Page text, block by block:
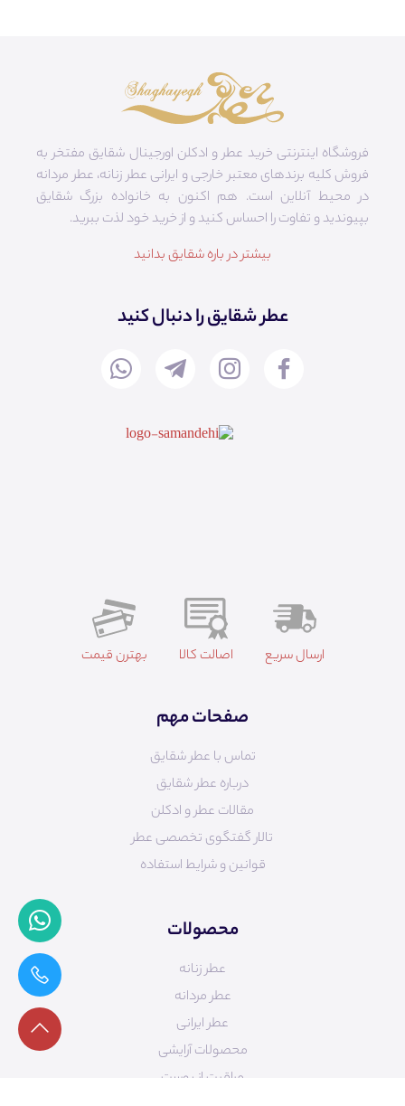
فروشگاه اینترنتی خرید عطر و ادکلن اورجینال شقایق مفتخر به
فروش کلیه برندهای معتبر خارجی و ایرانی عطر زنانه، عطر مردانه
در محیط آنلاین است. هم‌ اکنون به خانواده بزرگ شقایق
بپیوندید و تفاوت را احساس کنید و از خرید خود لذت ببرید.
بیشتر در باره شقایق بدانید
عطر شقایق را دنبال کنید
ارسال سریع اصالت کالا بهترن قیمت
صفحات مهم
تماس با عطر شقایق
درباره عطر شقایق
مقالات عطر و ادکلن
تالار گفتگوی تخصصی عطر
قوانین و شرایط استفاده
محصولات
عطر زنانه
عطر مردانه
عطر ایرانی
محصولات آرایشی
مراقبت از پوست